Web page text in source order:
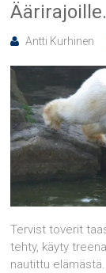
Antti Kurhinen
Tervist toverit
tehty, käyty
nautittu